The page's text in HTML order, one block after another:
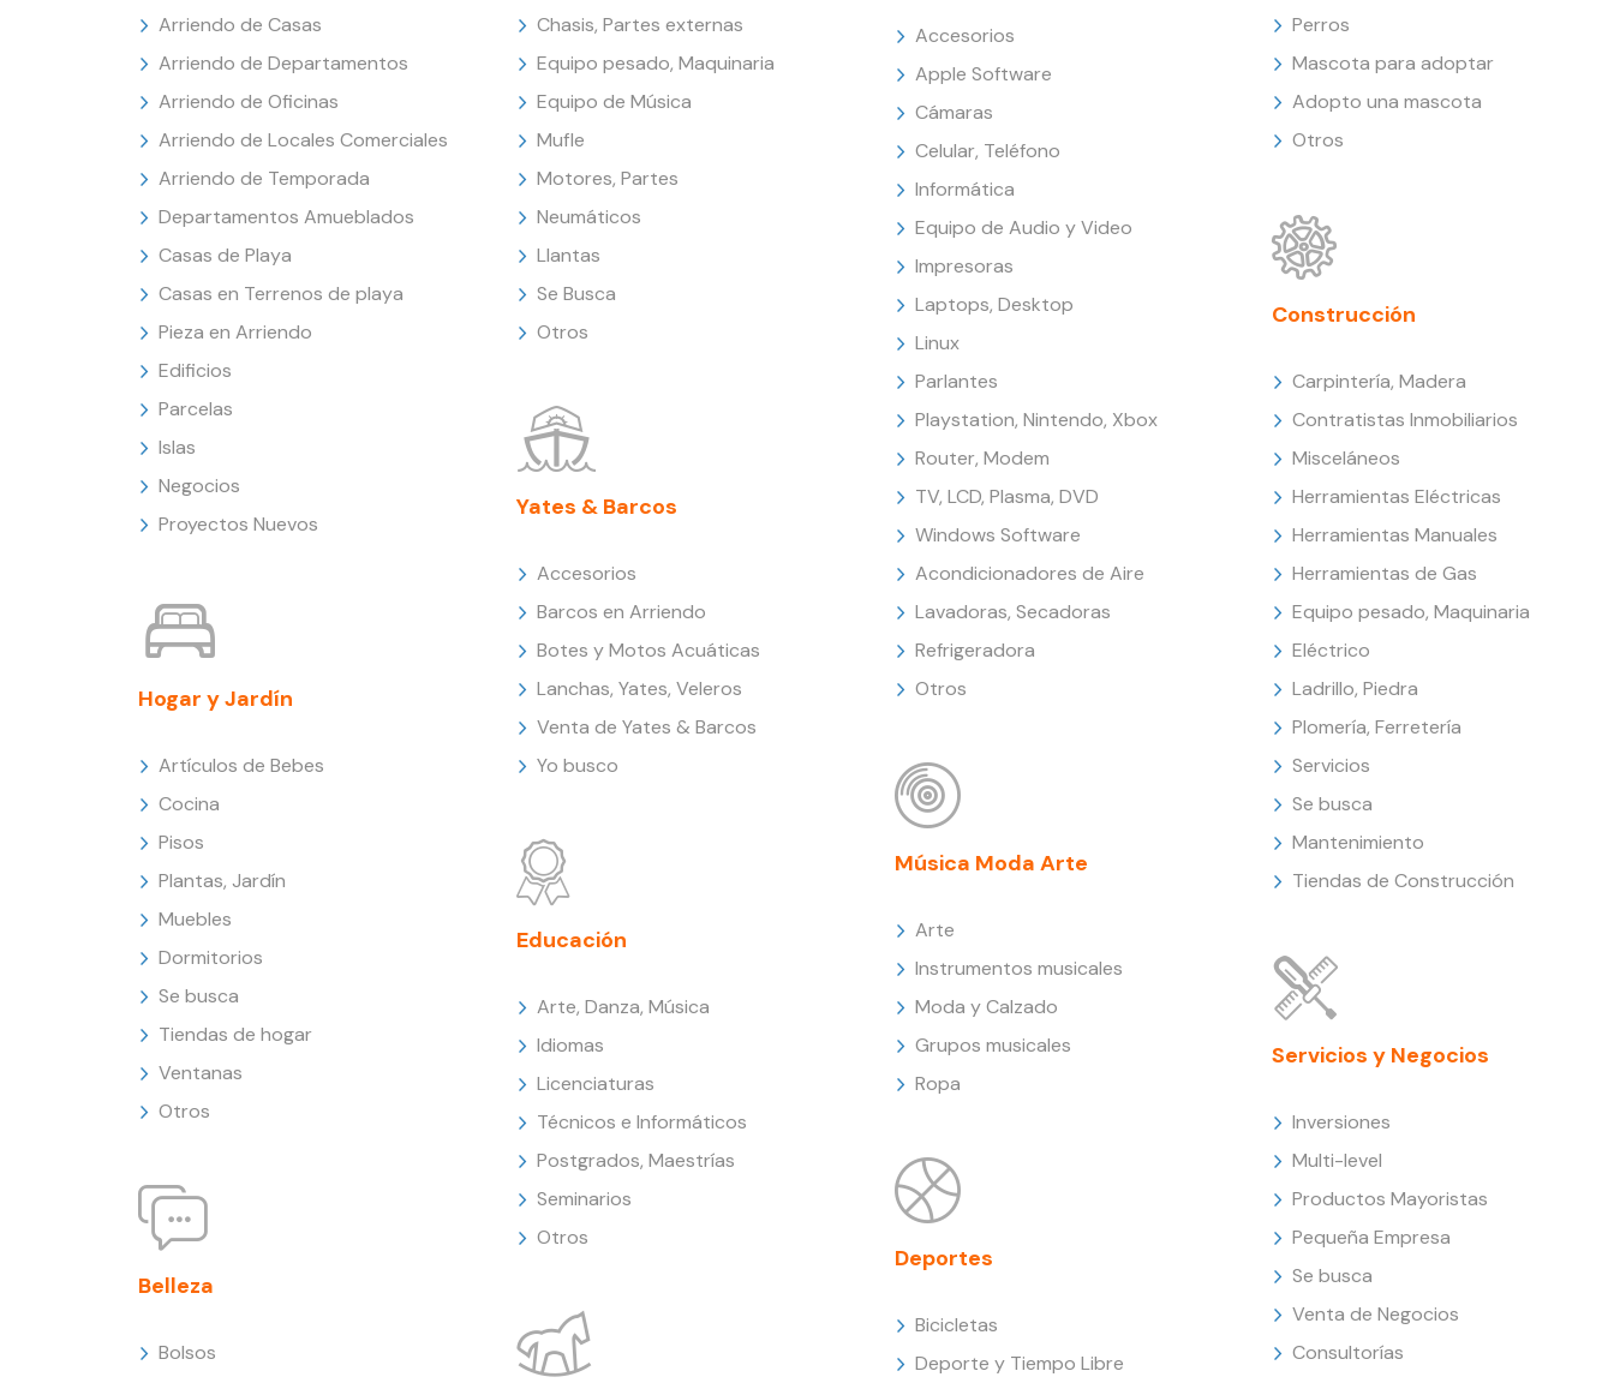
Arriendo de Casas
Arriendo de Departamentos
Arriendo de Oficinas
Arriendo de Locales Comerciales
Arriendo de Temporada
Departamentos Amueblados
Casas de Playa
Casas en Terrenos de playa
Pieza en Arriendo
Edificios
Parcelas
Islas
Negocios
Proyectos Nuevos
Hogar y Jardín
Artículos de Bebes
Cocina
Pisos
Plantas, Jardín
Muebles
Dormitorios
Se busca
Tiendas de hogar
Ventanas
Otros
Belleza
Bolsos
Chasis, Partes externas
Equipo pesado, Maquinaria
Equipo de Música
Mufle
Motores, Partes
Neumáticos
Llantas
Se Busca
Otros
Yates & Barcos
Accesorios
Barcos en Arriendo
Botes y Motos Acuáticas
Lanchas, Yates, Veleros
Venta de Yates & Barcos
Yo busco
Educación
Arte, Danza, Música
Idiomas
Licenciaturas
Técnicos e Informáticos
Postgrados, Maestrías
Seminarios
Otros
Accesorios
Apple Software
Cámaras
Celular, Teléfono
Informática
Equipo de Audio y Video
Impresoras
Laptops, Desktop
Linux
Parlantes
Playstation, Nintendo, Xbox
Router, Modem
TV, LCD, Plasma, DVD
Windows Software
Acondicionadores de Aire
Lavadoras, Secadoras
Refrigeradora
Otros
Música Moda Arte
Arte
Instrumentos musicales
Moda y Calzado
Grupos musicales
Ropa
Deportes
Bicicletas
Deporte y Tiempo Libre
Perros
Mascota para adoptar
Adopto una mascota
Otros
Construcción
Carpintería, Madera
Contratistas Inmobiliarios
Misceláneos
Herramientas Eléctricas
Herramientas Manuales
Herramientas de Gas
Equipo pesado, Maquinaria
Eléctrico
Ladrillo, Piedra
Plomería, Ferretería
Servicios
Se busca
Mantenimiento
Tiendas de Construcción
Servicios y Negocios
Inversiones
Multi-level
Productos Mayoristas
Pequeña Empresa
Se busca
Venta de Negocios
Consultorías